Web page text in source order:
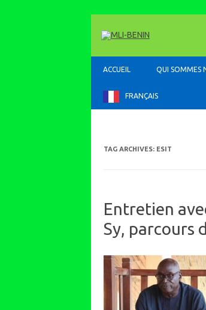
ACCUEIL QUI SOMMES
FRANÇAIS
TAG ARCHIVES: ESIT
Entretien
Sy, parcours